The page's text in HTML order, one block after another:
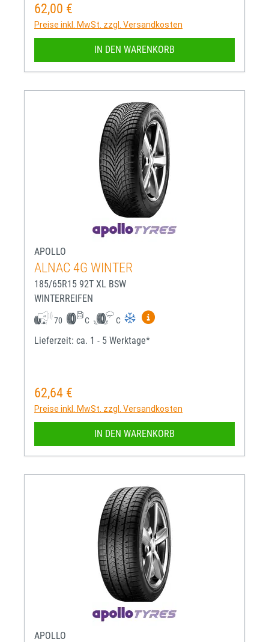
Regulärer Preis:
62,00 €
Preise inkl. MwSt. zzgl. Versandkosten
IN DEN WARENKORB
APOLLO
ALNAC 4G WINTER
185/65R15 92T XL BSW
WINTERREIFEN
70 C C
Mehr Informationen zum
Lieferzeit: ca. 1 - 5 Werktage*
Regulärer Preis:
62,64 €
Preise inkl. MwSt. zzgl. Versandkosten
IN DEN WARENKORB
APOLLO